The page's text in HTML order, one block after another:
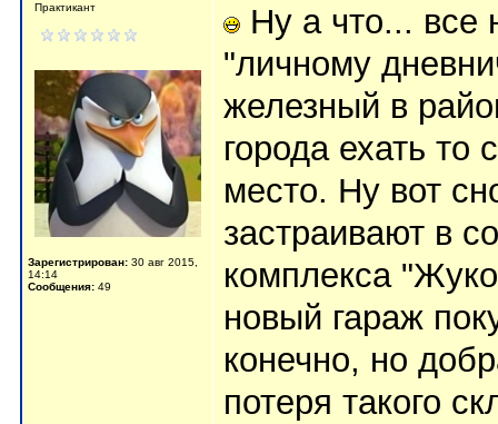
Практикант
Зарегистрирован: 30 авг 2015,
14:14
Сообщения: 49
Ну а что... все
"личному
железный в
города ехать то
место. Ну вот
застраивают в
комплекса
новый гараж
конечно, но
потеря такого